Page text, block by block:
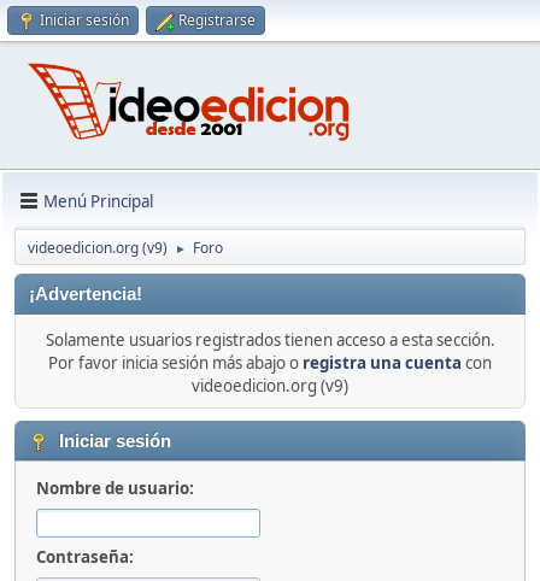
Iniciar sesión Registrarse
Menú Principal
videoedicion.org (v9) ► Foro
¡Advertencia!
Solamente usuarios registrados tienen acceso a esta sección.
Por favor inicia sesión más abajo o registra una cuenta con
videoedicion.org (v9)
Iniciar sesión
Nombre de usuario:
Contraseña: